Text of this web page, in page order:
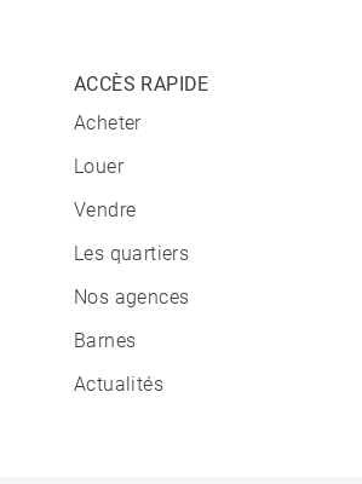
ACCÈS RAPIDE
Acheter
Louer
Vendre
Les quartiers
Nos agences
Barnes
Actualités